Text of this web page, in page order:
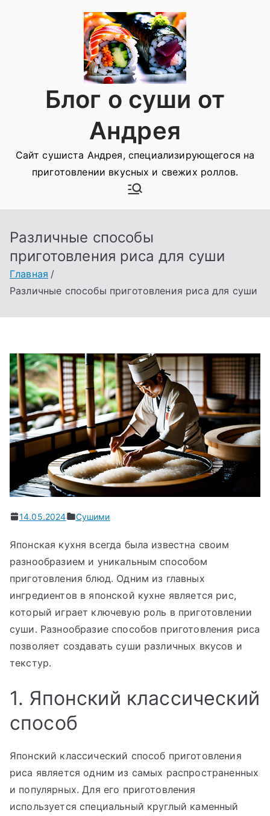
Блог о суши от
Андрея
Сайт сушиста Андрея, специализирующегося на
приготовлении вкусных и свежих роллов.
Различные способы
приготовления риса для суши
Главная
Различные способы приготовления риса для суши
14.05.2024 Сушими
Японская кухня всегда была известна своим
разнообразием и уникальным способом
приготовления блюд. Одним из главных
ингредиентов в японской кухне является рис,
который играет ключевую роль в приготовлении
суши. Разнообразие способов приготовления риса
позволяет создавать суши различных вкусов и
текстур.
1. Японский классический
способ
Японский классический способ приготовления
риса является одним из самых распространенных
и популярных. Для его приготовления
используется специальный круглый каменный